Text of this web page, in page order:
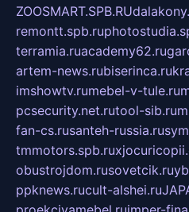
ZOOSMART.SPB.RU
remontt.spb.ru
terramia.ruacademy62.ru
artem-news.rubiserinca.ru
imshowtv.rumebel-v-tule.ru
pcsecurity.net.rutool-sib.ru
fan-cs.rusanteh-russia.ru
tmmotors.spb.ru
obustrojdom.rusovetcik.ru
ppknews.rucult-alshei.ru